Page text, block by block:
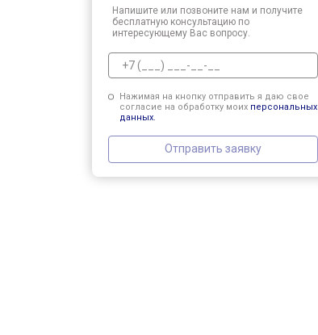
Напишите или позвоните нам и получите
бесплатную консультацию по
интересующему Вас вопросу.
Нажимая на кнопку отправить я даю свое
согласие на обработку моих персональных
данных.
Отправить заявку